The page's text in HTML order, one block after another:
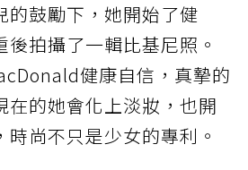
的鼓勵下，她開始了健
拍攝了一輯比基尼照。
健康自信，真摯的
在的她會化上淡妝，也開
時尚不只是少女的專利。